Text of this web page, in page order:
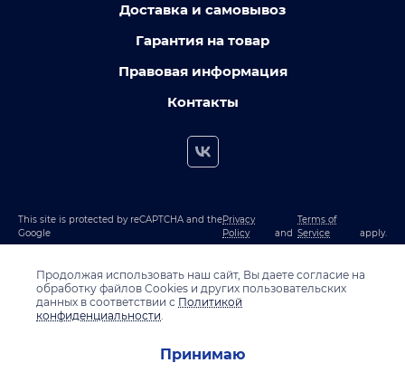
Доставка и самовывоз
Гарантия на товар
Правовая информация
Контакты
This site is protected by reCAPTCHA and the
Google
Privacy
Policy
and
Terms of
Service
apply.
Продолжая использовать наш сайт, Вы даете согласие на
обработку файлов Cookies и других пользовательских
данных в соответствии с Политикой
конфиденциальности.
Принимаю